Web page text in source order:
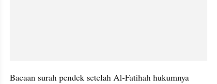
Bacaan surah pendek setelah Al-Fatihah hukumnya